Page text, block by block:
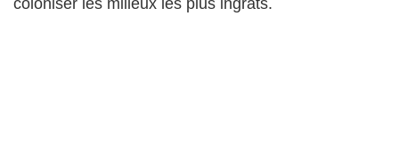
coloniser les milieux les plus ingrats.